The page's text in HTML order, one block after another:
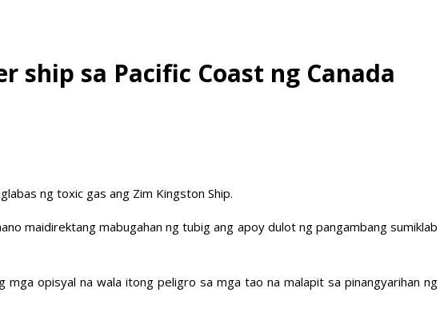
ship sa Pacific Coast ng Canada
ng toxic gas ang Zim Kingston Ship.
maidirektang mabugahan ng tubig ang apoy dulot ng pangambang sumiklab
opisyal na wala itong peligro sa mga tao na malapit sa pinangyarihan ng